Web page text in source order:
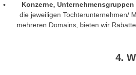
Konzerne,
die jeweiligen Tochterunternehmen/
mehreren Domains, bieten wir
4.